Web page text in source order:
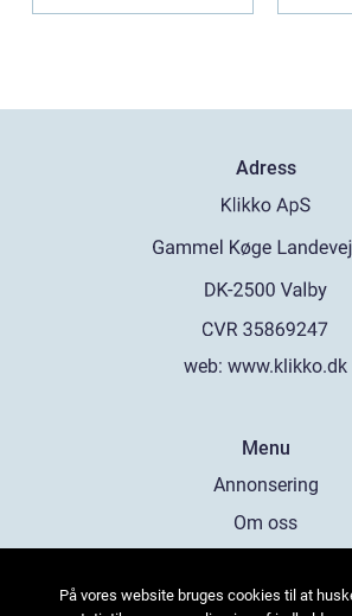
Adress
web: www.klikko.dk
Menu
Annonsering
Om oss
Kontakta oss
På vores website bruges cookies til at